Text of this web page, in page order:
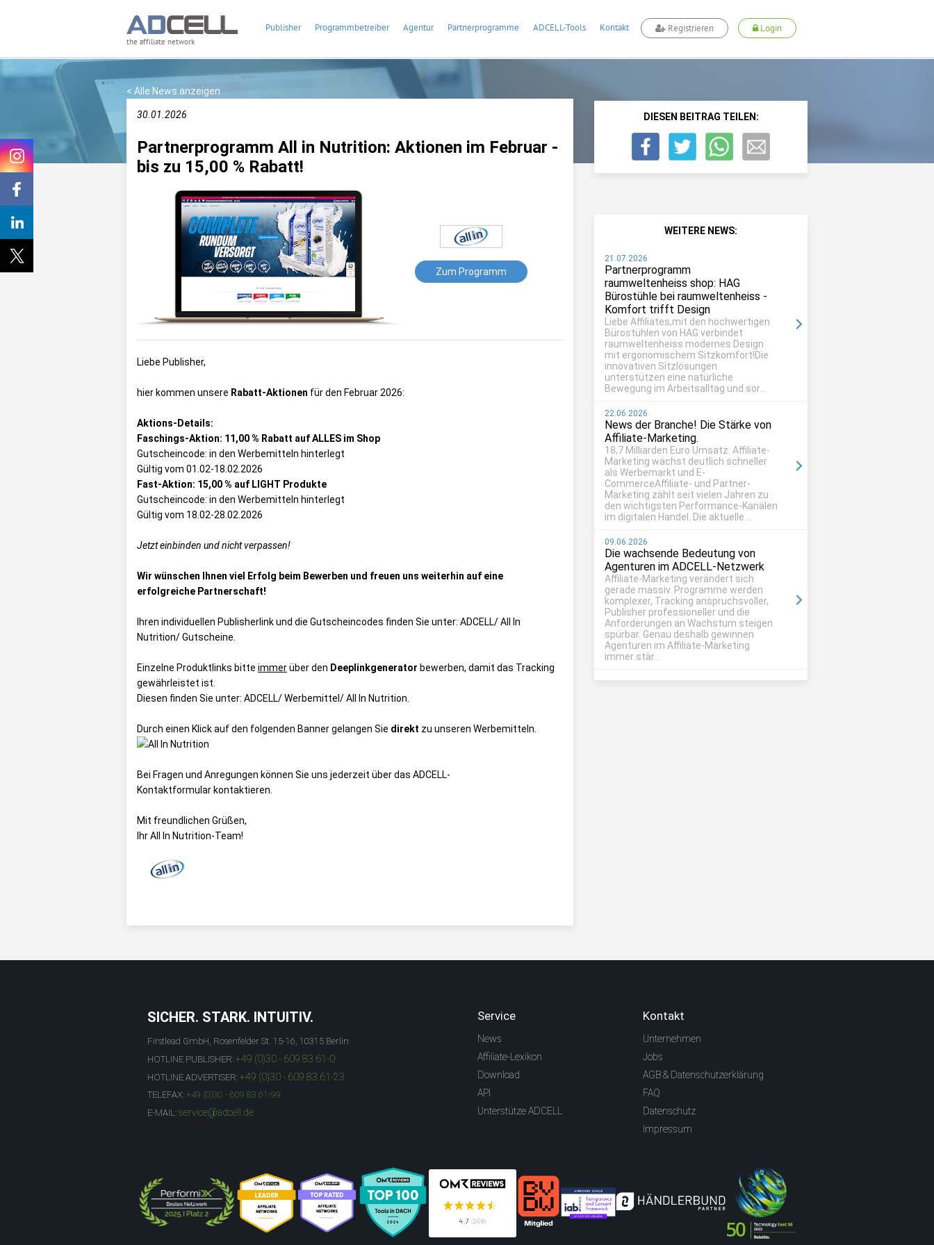
the affiliate network
Publisher Programmbetreiber Agentur Partnerprogramme ADCELL-Tools Kontakt Registrieren Login
< Alle News anzeigen
30.01.2026
Partnerprogramm All in Nutrition: Aktionen im Februar -
bis zu 15,00 % Rabatt!
Zum Programm
Liebe Publisher,
hier kommen unsere Rabatt-Aktionen für den Februar 2026:
Aktions-Details:
Faschings-Aktion: 11,00 % Rabatt auf ALLES im Shop
Gutscheincode: in den Werbemitteln hinterlegt
Gültig vom 01.02-18.02.2026
Fast-Aktion: 15,00 % auf LIGHT Produkte
Gutscheincode: in den Werbemitteln hinterlegt
Gültig vom 18.02-28.02.2026
Jetzt einbinden und nicht verpassen!
Wir wünschen Ihnen viel Erfolg beim Bewerben und freuen uns weiterhin auf eine
erfolgreiche Partnerschaft!
Ihren individuellen Publisherlink und die Gutscheincodes finden Sie unter: ADCELL/ All In
Nutrition/ Gutscheine
Einzelne Produktlinks bitte immerüber den Deeplinkgenerator bewerben, damit das Tracking
gewährleistet ist.
Diesen finden Sie unter: ADCELL/ Werbemittel/ All In Nutrition
Durch einen Klick auf den folgenden Banner gelangen Sie direkt zu unseren Werbemitteln.
Bei Fragen und Anregungen können Sie uns jederzeit über das ADCELL-
Kontaktformular kontaktieren.
Mit freundlichen Grüßen,
Ihr All In Nutrition-Team!
DIESEN BEITRAG TEILEN:
WEITERE NEWS:
21.07.2026
Partnerprogramm
raumweltenheiss shop: HAG
Bürostühle bei raumweltenheiss -
Komfort trifft Design
Liebe Affiliates,mit den hochwertigen
Bürostühlen von HAG verbindet
raumweltenheiss modernes Design
mit ergonomischem Sitzkomfort!Die
innovativen Sitzlösungen
unterstützen eine natürliche
Bewegung im Arbeitsalltag und sor...
22.06.2026
News der Branche! Die Stärke von
Affiliate-Marketing.
18,7 Milliarden Euro Umsatz: Affiliate-
Marketing wächst deutlich schneller
als Werbemarkt und E-
CommerceAffiliate- und Partner-
Marketing zählt seit vielen Jahren zu
den wichtigsten Performance-Kanälen
im digitalen Handel. Die aktuelle ...
09.06.2026
Die wachsende Bedeutung von
Agenturen im ADCELL-Netzwerk
Affiliate-Marketing verändert sich
gerade massiv. Programme werden
komplexer, Tracking anspruchsvoller,
Publisher professioneller und die
Anforderungen an Wachstum steigen
spürbar. Genau deshalb gewinnen
Agenturen im Affiliate-Marketing
immer stär...
SICHER. STARK. INTUITIV.
Firstlead GmbH, Rosenfelder St. 15-16, 10315 Berlin
HOTLINE PUBLISHER: +49 (0)30 - 609 83 61-0
HOTLINE ADVERTISER: +49 (0)30 - 609 83 61-23
TELEFAX: +49 (0)30 - 609 83 61-99
E-MAIL: service@adcell.de
Service
News
Affiliate-Lexikon
Download
API
Unterstütze ADCELL
Kontakt
Unternehmen
Jobs
AGB & Datenschutzerklärung
FAQ
Datenschutz
Impressum